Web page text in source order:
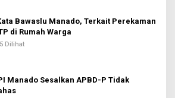
Bawaslu Manado, Terkait Perekaman
di Rumah Warga
Dilihat
Manado Sesalkan APBD-P Tidak